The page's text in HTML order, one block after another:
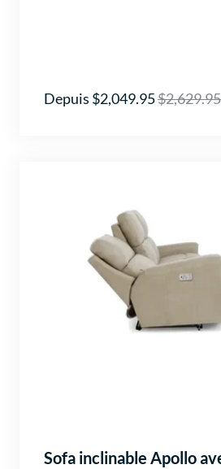
Depuis $2,049.95$2,629.95
Sofa inclinable Apollo